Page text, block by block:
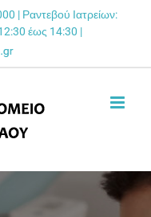
| Ραντεβού Ιατρείων:
έως 14:30 |